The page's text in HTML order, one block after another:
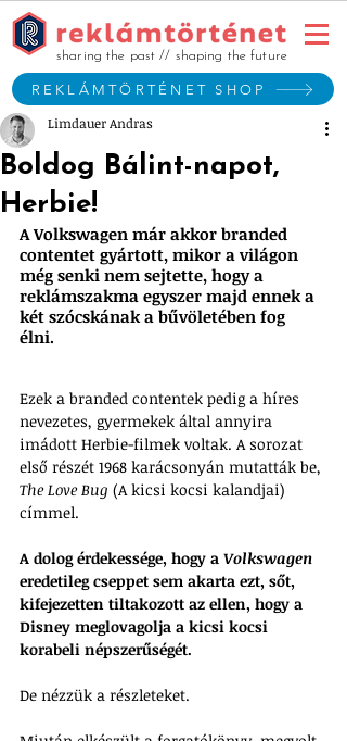
REKLÁMTÖRTÉNET SHOP
sharing the past // shaping the future
Boldog Bálint-napot,
Herbie!
Limdauer Andras
A Volkswagen már akkor branded
contentet gyártott, mikor a világon
még senki nem sejtette, hogy a
reklámszakma egyszer majd ennek a
két szócskának a bűvöletében fog
élni.
Ezek a branded contentek pedig a híres
nevezetes, gyermekek által annyira
imádott Herbie-filmek voltak. A sorozat
első részét 1968 karácsonyán mutatták be,
The Love Bug (A kicsi kocsi kalandjai)
címmel.
A dolog érdekessége, hogy a Volkswagen
eredetileg cseppet sem akarta ezt, sőt,
kifejezetten tiltakozott az ellen, hogy a
Disney meglovagolja a kicsi kocsi
korabeli népszerűségét.
De nézzük a részleteket.